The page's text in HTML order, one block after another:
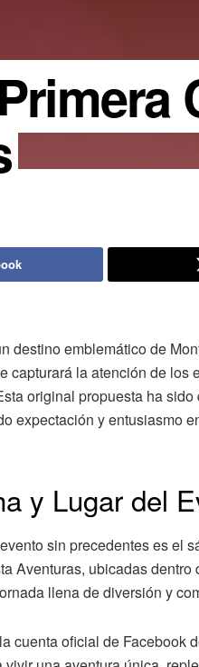
destino emblemático de
capturará la atención de
original propuesta ha
expectación y entusiasmo
y Lugar del
sin precedentes es el
Aventuras, ubicadas
llena de diversión y
cuenta oficial de Facebook